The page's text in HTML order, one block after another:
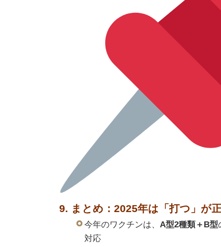
9. まとめ：2025年は「打つ」が
今年のワクチンは、 A型2種類＋B型
対応